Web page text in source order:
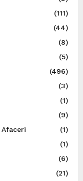
(111)
(44)
(8)
(5)
(496)
(3)
(1)
(9)
(1)
(1)
(6)
(21)